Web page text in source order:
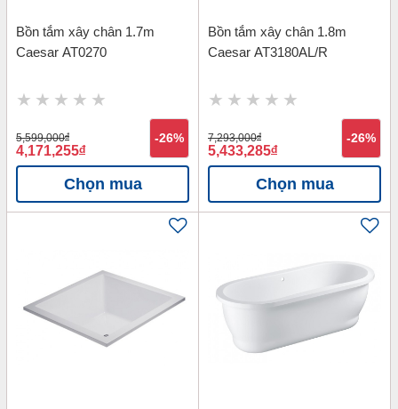
Bồn tắm xây chân 1.7m
Caesar AT0270
5,599,000đ
4,171,255đ
-26%
Chọn mua
Bồn tắm xây chân 1.8m
Caesar AT3180AL/R
7,293,000đ
5,433,285đ
-26%
Chọn mua